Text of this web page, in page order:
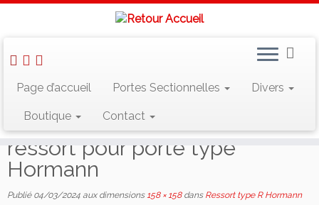
content
Page d’accueil Portes Sectionnelles Divers
Boutique Contact
D95mm RW » ressort pour porte type Hormann
ressort pour porte type
Hormann
Publié 04/03/2024 aux dimensions158 × 158dansRessort type R Hormann